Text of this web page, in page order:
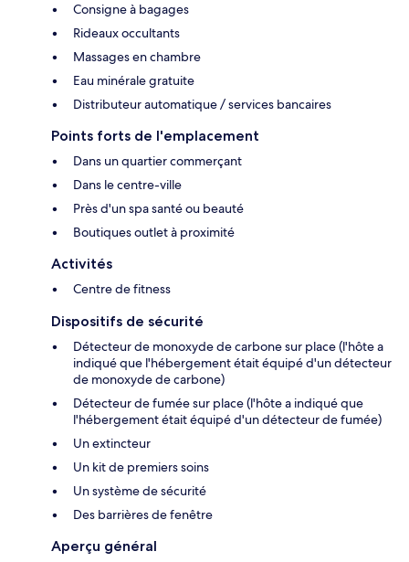
Consigne à bagages
Rideaux occultants
Massages en chambre
Eau minérale gratuite
Distributeur automatique / services bancaires
Points forts de l'emplacement
Dans un quartier commerçant
Dans le centre-ville
Près d'un spa santé ou beauté
Boutiques outlet à proximité
Activités
Centre de fitness
Dispositifs de sécurité
Détecteur de monoxyde de carbone sur place (l'hôte a
indiqué que l'hébergement était équipé d'un détecteur
de monoxyde de carbone)
Détecteur de fumée sur place (l'hôte a indiqué que
l'hébergement était équipé d'un détecteur de fumée)
Un extincteur
Un kit de premiers soins
Un système de sécurité
Des barrières de fenêtre
Aperçu général